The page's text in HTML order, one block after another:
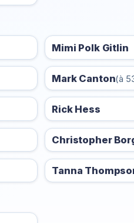
Mimi Polk Gitlin
Mark Canton(à
Rick Hess
Christopher
Tanna